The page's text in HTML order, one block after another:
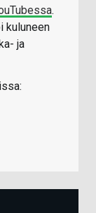
.
kuluneen
ja